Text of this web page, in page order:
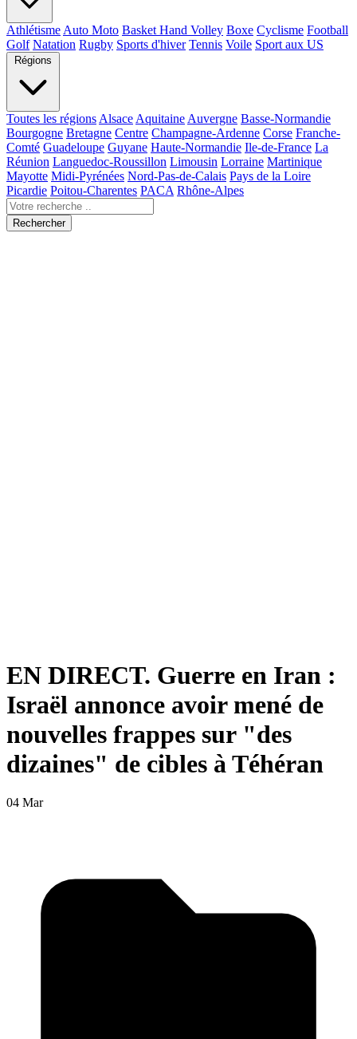
Athlétisme Auto Moto Basket Hand Volley Boxe Cyclisme Football
Golf Natation Rugby Sports d'hiver Tennis Voile Sport aux US
Régions
Toutes les régions Alsace Aquitaine Auvergne Basse-Normandie
Bourgogne Bretagne Centre Champagne-Ardenne Corse Franche-
Comté Guadeloupe Guyane Haute-Normandie Ile-de-France La
Réunion Languedoc-Roussillon Limousin Lorraine Martinique
Mayotte Midi-Pyrénées Nord-Pas-de-Calais Pays de la Loire
Picardie Poitou-Charentes PACA Rhône-Alpes
Rechercher
EN DIRECT. Guerre en Iran :
Israël annonce avoir mené de
nouvelles frappes sur "des
dizaines" de cibles à Téhéran
04 Mar